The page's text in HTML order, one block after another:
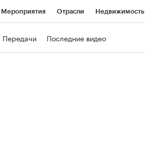
Мероприятия Отрасли Недвижимость
Передачи Последние видео